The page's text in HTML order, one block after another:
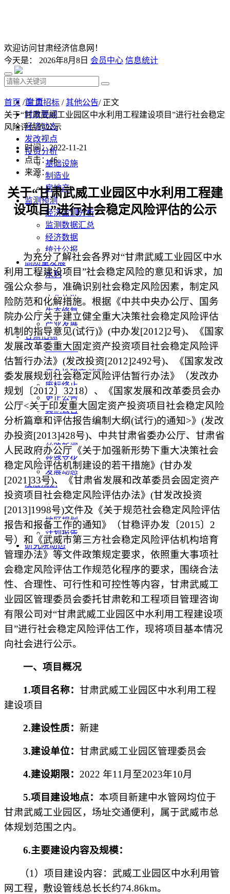
欢迎访问甘肃经济信息网！
今天是： 2026年8月8日 会员中心 信息统计
首 页
时政要闻
经济动态
发改视点
投资分析
基础设施
制造业
房地产
监测预测
经济监测分析
监测数据汇总
经济数据
统计公报
高质量发展
水利
污染防治
文化旅游
生态修复
产业发展
甘肃招标
公开招标
中标公示
竞争性磋商/谈判
废标终止
更正公告
其他公告
单一来源公示
一带一路
丝路新闻
丝路文化
发展动态
发展规划
总体规划
专项规划
地区规划
计划报告
研究院动态
首页 /甘肃招标 /其他公告/ 正文
关于“甘肃武威工业园区中水利用工程建设项目”进行社会稳定
风险评估的公示
时间：2022-11-21
点击：46
来源：
关于“甘肃武威工业园区中水利用工程建
设项目”进行社会稳定风险评估的公示
为充分了解社会各界对“甘肃武威工业园区中水
利用工程建设项目”社会稳定风险的意见和诉求，加
强公众参与，准确识别社会稳定风险因素，制定风
险防范和化解措施。根据《中共中央办公厅、国务
院办公厅关于建立健全重大决策社会稳定风险评估
机制的指导意见(试行)》(中办发[2012]2号)、《国家
发展改革委重大固定资产投资项目社会稳定风险评
估暂行办法》(发改投资[2012]2492号)、《国家发改
委发展规划社会稳定风险评估暂行办法》（发改办
规划〔2012〕3218）、《国家发展和改革委员会办
公厅<关于印发重大固定资产投资项目社会稳定风险
分析篇章和评估报告编制大纲(试行)的通知>》(发改
办投资[2013]428号)、中共甘肃省委办公厅、甘肃省
人民政府办公厅《关于加强新形势下重大决策社会
稳定风险评估机制建设的若干措施》(甘办发
[2021]33号)、《甘肃省发展和改革委员会固定资产
投资项目社会稳定风险评估办法》(甘发改投资
[2013]1998号)文件及《关于规范社会稳定风险评估
报告和报备工作的通知》（甘稳评办发〔2015〕2
号）和《武威市第三方社会稳定风险评估机构培育
管理办法》等文件政策规定要求，依照重大事项社
会稳定风险评估工作规范化程序的要求，围绕合法
性、合理性、可行性和可控性等内容， 甘肃武威工
业园区管理委员会委托甘肃乾和工程项目管理咨询
有限公司对“甘肃武威工业园区中水利用工程建设项
目”进行社会稳定风险评估工作，现将项目基本情况
向社会进行公示。
一、项目概况
1.项目名称：甘肃武威工业园区中水利用工程
建设项目
2.建设性质：新建
3.建设单位：甘肃武威工业园区管理委员会
4.建设期限： 2022 年11月至2023年10月
5.项目建设地点：本项目新建中水管网均位于
甘肃武威工业园区，场址交通便利，属于武威市总
体规划范围之内。
6.主要建设内容及规模：
（1 ） 项目建设内容： 武威工业园区中水利用管
网工程，敷设管线总长长约74.86km。